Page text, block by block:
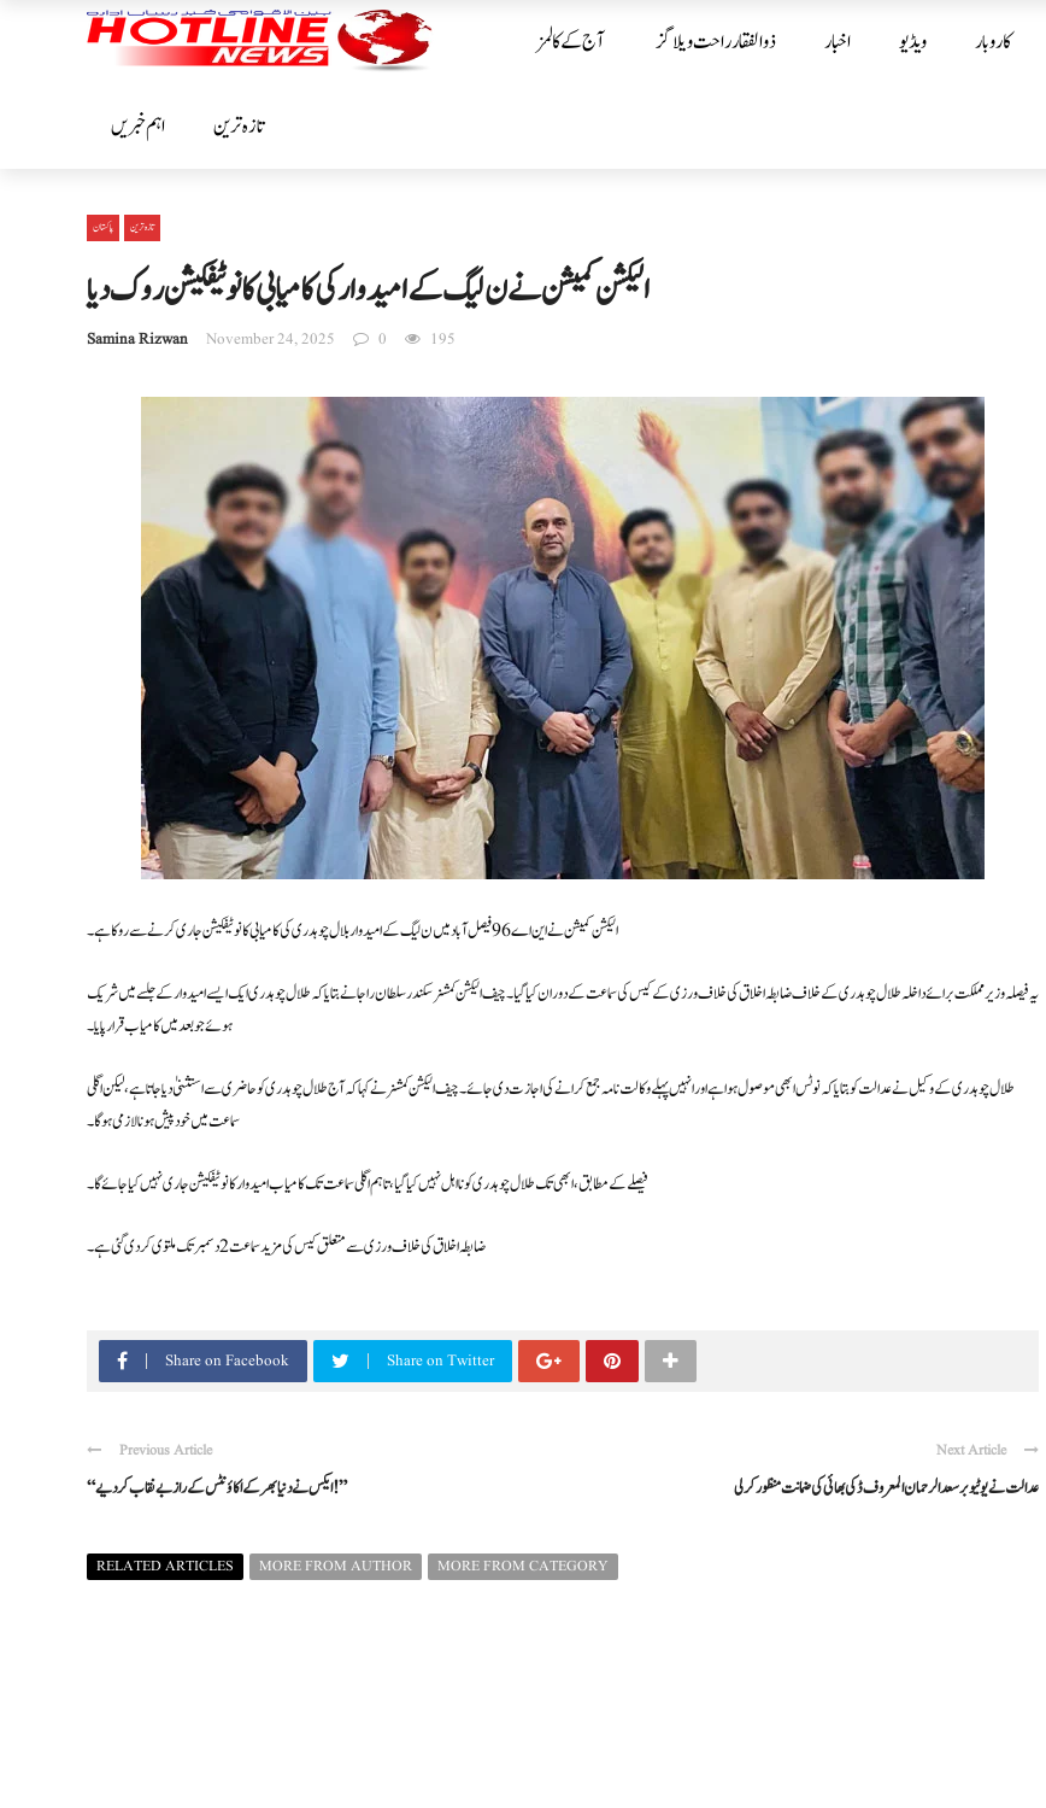
آج کے کالمز ذوالفقار راحت ویلاگز اخبار ویڈیو کاروبار
اہم خبریں تازہ ترین
پاکستان تازہ ترین
الیکشن کمیشن نے ن لیگ کے امیدوار کی کامیابی کا نوٹیفکیشن روک دیا
Samina Rizwan November 24, 2025 0 195
الیکشن کمیشن نے این اے 96 فیصل آباد میں ن لیگ کے امیدوار بلال چوہدری کی کامیابی کا نوٹیفکیشن جاری کرنے سے روکا ہے۔
یہ فیصلہ وزیر مملکت برائے داخلہ طلال چوہدری کے خلاف ضابطہ اخلاق کی خلاف ورزی کے کیس کی سماعت کے دوران کیا گیا۔ چیف الیکشن کمشنر سکندر سلطان راجا نے بتایا کہ طلال چوہدری ایک ایسے امیدوار کے جلسے میں شریک
ہوئے جو بعد میں کامیاب قرار پایا۔
طلال چوہدری کے وکیل نے عدالت کو بتایا کہ نوٹس ابھی موصول ہوا ہے اور انہیں پہلے وکالت نامہ جمع کرانے کی اجازت دی جائے۔ چیف الیکشن کمشنر نے کہا کہ آج طلال چوہدری کو حاضری سے استثنیٰ دیا جاتا ہے، لیکن اگلی
سماعت میں خود پیش ہونا لازمی ہوگا۔
فیصلے کے مطابق، ابھی تک طلال چوہدری کو نااہل نہیں کیا گیا، تاہم اگلی سماعت تک کامیاب امیدوار کا نوٹیفکیشن جاری نہیں کیا جائے گا۔
ضابطہ اخلاق کی خلاف ورزی سے متعلق کیس کی مزید سماعت 2 دسمبر تک ملتوی کر دی گئی ہے۔
Share on Facebook Share on Twitter
Previous Article
“ایکس نے دنیا بھر کے اکاؤنٹس کے راز بے نقاب کر دیے!”
Next Article
عدالت نے یوٹیوبر سعد الرحمان المعروف ڈکی بھائی کی ضمانت منظور کرلی
RELATED ARTICLES MORE FROM AUTHOR MORE FROM CATEGORY